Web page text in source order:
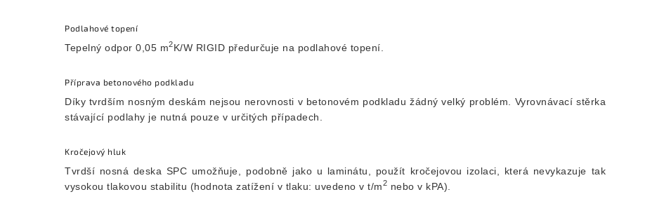
Podlahové topení
Tepelný odpor 0,05 m2K/W RIGID předurčuje na podlahové topení.
Příprava betonového podkladu
Díky tvrdším nosným deskám nejsou nerovnosti v betonovém podkladu žádný velký problém. Vyrovnávací stěrka
stávající podlahy je nutná pouze v určitých případech.
Kročejový hluk
Tvrdší nosná deska SPC umožňuje, podobně jako u laminátu, použít kročejovou izolaci, která nevykazuje tak
vysokou tlakovou stabilitu (hodnota zatížení v tlaku: uvedeno v t/m2 nebo v kPA).